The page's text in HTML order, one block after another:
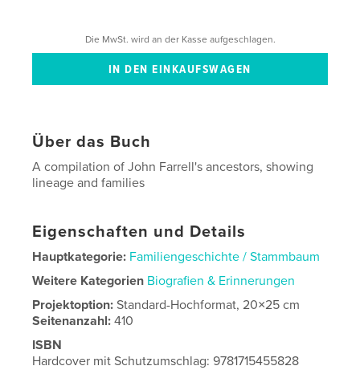
Die MwSt. wird an der Kasse aufgeschlagen.
Über das Buch
A compilation of John Farrell's ancestors, showing
lineage and families
Eigenschaften und Details
Hauptkategorie: Familiengeschichte / Stammbaum
Weitere Kategorien Biografien & Erinnerungen
Projektoption:Standard-Hochformat, 20×25 cm
Seitenanzahl:410
ISBN
Hardcover mit Schutzumschlag: 9781715455828